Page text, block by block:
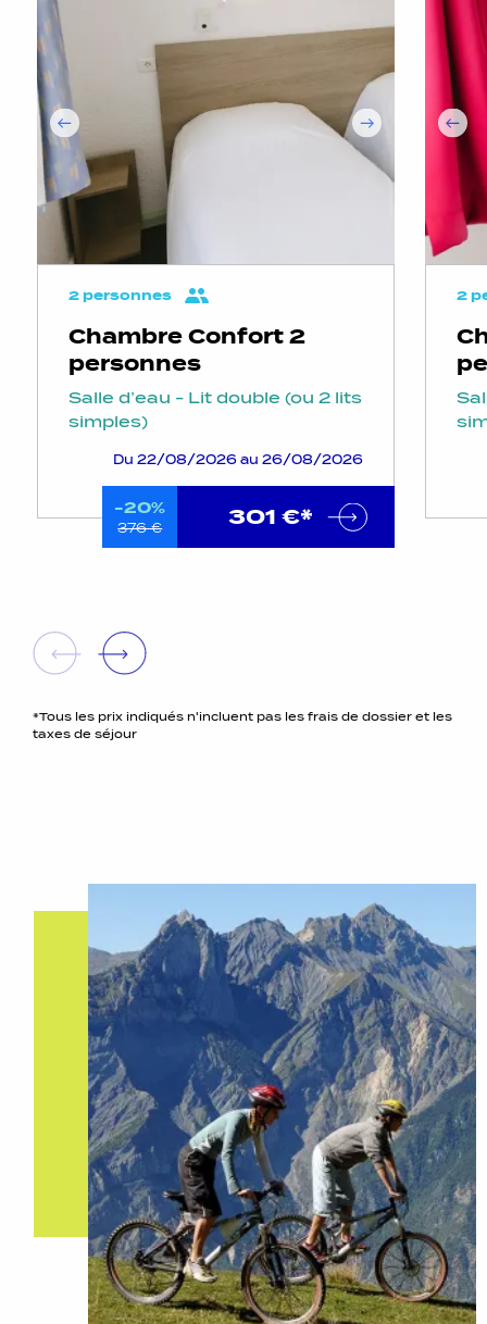
2 personnes
Chambre Confort 2
personnes
Salle d’eau - Lit double (ou 2 lits
simples)
Du 22/08/2026 au 26/08/2026
-20%
376 € 301 €*
2
*Tous les prix indiqués n'incluent pas les frais de dossier et les
taxes de séjour